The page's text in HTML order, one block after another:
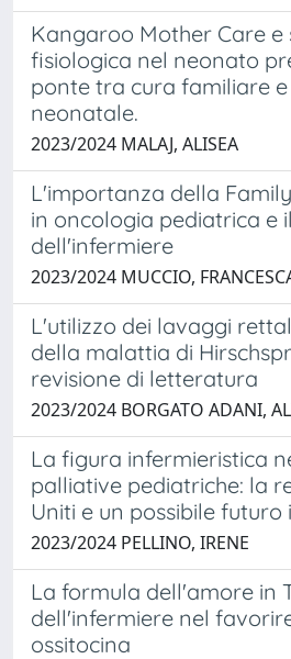
Kangaroo Mother Care e
fisiologica nel neonato
ponte tra cura familiare e
neonatale.
2023/2024 MALAJ, ALISEA
L'importanza della
in oncologia pediatrica e
dell'infermiere
2023/2024 MUCCIO,
L'utilizzo dei lavaggi
della malattia di
revisione di letteratura
2023/2024 BORGATO ADANI,
La figura infermieristica
palliative pediatriche: la
Uniti e un possibile futuro
2023/2024 PELLINO, IRENE
La formula dell'amore in
dell'infermiere nel
ossitocina